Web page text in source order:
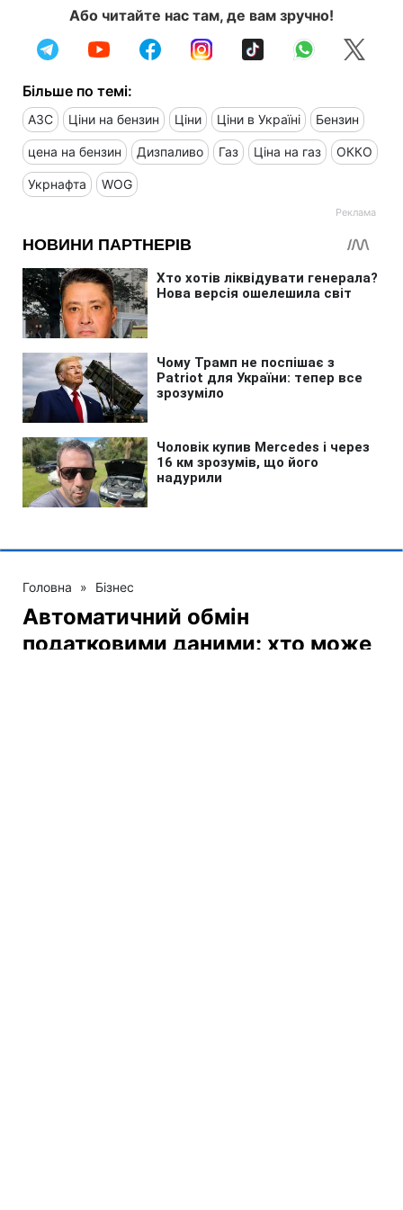
Або читайте нас там, де вам зручно!
Більше по темі:
АЗС Ціни на бензин Ціни Ціни в Україні Бензин
цена на бензин Дизпаливо Газ Ціна на газ ОККО
Укрнафта WOG
Головна » Бізнес
Автоматичний обмін
податковими даними: хто може